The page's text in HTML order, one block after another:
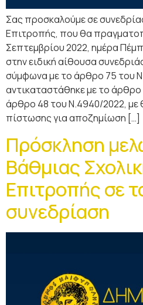
Σας προσκαλούμε σε
Επιτροπής, που θα
Σεπτεμβρίου 2022, ημέρα
στην ειδική αίθουσα
σύμφωνα με τo άρθρο 75 του
αντικαταστάθηκε με το
άρθρο 48 του Ν.4940/2022, με
πίστωσης για αποζημίωση […]
Πρόσκληση
Βάθμιας
Επιτροπής σε
συνεδρίαση